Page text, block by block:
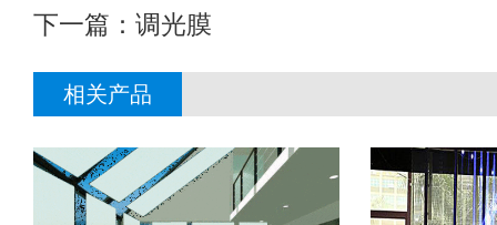
下一篇： 调光膜
相关产品